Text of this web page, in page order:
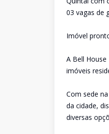
03 vagas de
Imóvel
A Bell
imóveis
Com sede
da cidade,
diversas